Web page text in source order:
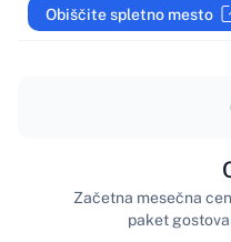
Obiščite spletno mesto
Začetna mesečna
paket